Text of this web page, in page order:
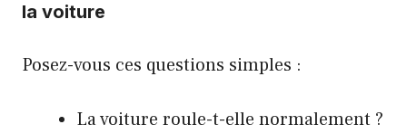
la voiture
Posez-vous ces questions simples :
La voiture roule-t-elle normalement ?